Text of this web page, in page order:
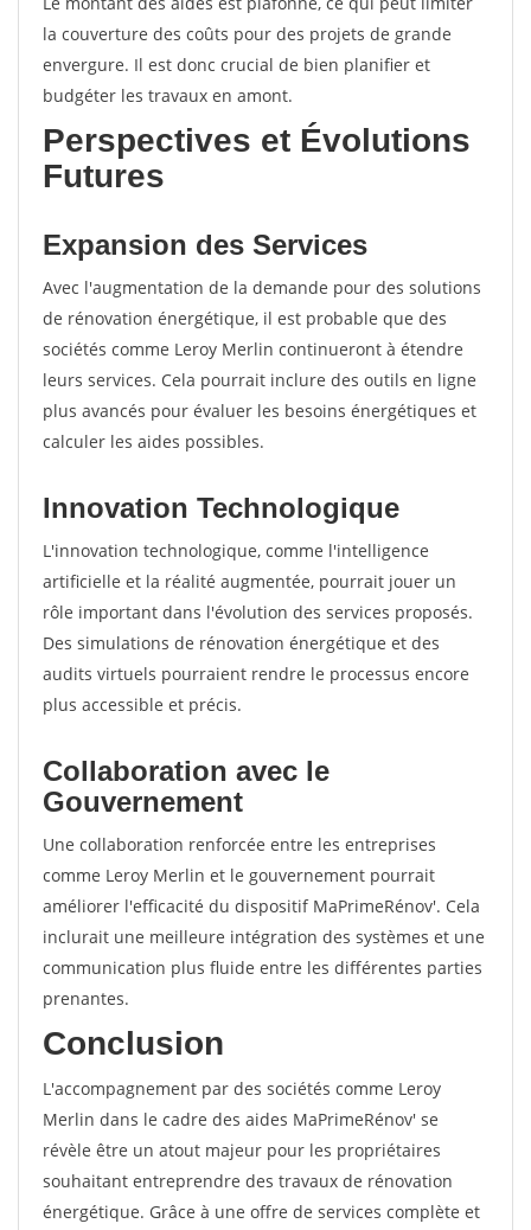
la couverture des coûts pour des projets de grande
envergure. Il est donc crucial de bien planifier et
budgéter les travaux en amont.
Perspectives et Évolutions
Futures
Expansion des Services
Avec l'augmentation de la demande pour des solutions
de rénovation énergétique, il est probable que des
sociétés comme Leroy Merlin continueront à étendre
leurs services. Cela pourrait inclure des outils en ligne
plus avancés pour évaluer les besoins énergétiques et
calculer les aides possibles.
Innovation Technologique
L'innovation technologique, comme l'intelligence
artificielle et la réalité augmentée, pourrait jouer un
rôle important dans l'évolution des services proposés.
Des simulations de rénovation énergétique et des
audits virtuels pourraient rendre le processus encore
plus accessible et précis.
Collaboration avec le
Gouvernement
Une collaboration renforcée entre les entreprises
comme Leroy Merlin et le gouvernement pourrait
améliorer l'efficacité du dispositif MaPrimeRénov'. Cela
inclurait une meilleure intégration des systèmes et une
communication plus fluide entre les différentes parties
prenantes.
Conclusion
L'accompagnement par des sociétés comme Leroy
Merlin dans le cadre des aides MaPrimeRénov' se
révèle être un atout majeur pour les propriétaires
souhaitant entreprendre des travaux de rénovation
énergétique. Grâce à une offre de services complète et